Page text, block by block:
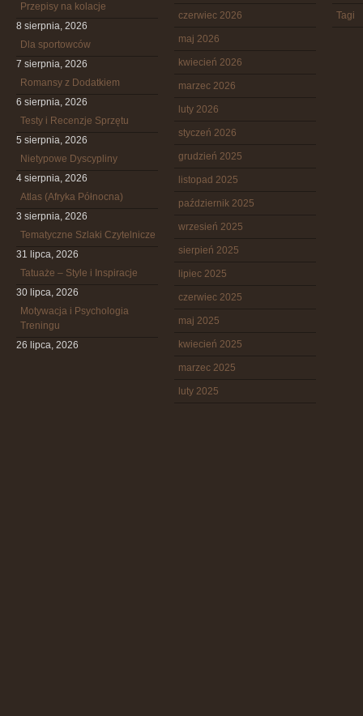
Przepisy na kolacje
8 sierpnia, 2026
Dla sportowców
7 sierpnia, 2026
Romansy z Dodatkiem
6 sierpnia, 2026
Testy i Recenzje Sprzętu
5 sierpnia, 2026
Nietypowe Dyscypliny
4 sierpnia, 2026
Atlas (Afryka Północna)
3 sierpnia, 2026
Tematyczne Szlaki Czytelnicze
31 lipca, 2026
Tatuaże – Style i Inspiracje
30 lipca, 2026
Motywacja i Psychologia
Treningu
26 lipca, 2026
czerwiec 2026
maj 2026
kwiecień 2026
marzec 2026
luty 2026
styczeń 2026
grudzień 2025
listopad 2025
październik 2025
wrzesień 2025
sierpień 2025
lipiec 2025
czerwiec 2025
maj 2025
kwiecień 2025
marzec 2025
luty 2025
Tagi